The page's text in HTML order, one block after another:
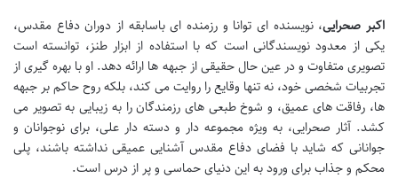
اکبر صحرایی، نویسنده ای توانا و رزمنده ای باسابقه از دوران دفاع مقدس،
یکی از معدود نویسندگانی است که با استفاده از ابزار طنز، توانسته است
تصویری متفاوت و در عین حال حقیقی از جبهه ها ارائه دهد. او با بهره گیری از
تجربیات شخصی خود، نه تنها وقایع را روایت می کند، بلکه روح حاکم بر جبهه
ها، رفاقت های عمیق، و شوخ طبعی های رزمندگان را به زیبایی به تصویر می
کشد. آثار صحرایی، به ویژه مجموعه دار و دسته دار علی، برای نوجوانان و
جوانانی که شاید با فضای دفاع مقدس آشنایی عمیقی نداشته باشند، پلی
محکم و جذاب برای ورود به این دنیای حماسی و پر از درس است.